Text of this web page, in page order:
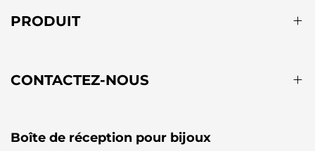
PRODUIT
CONTACTEZ-NOUS
Boîte de réception pour bijoux